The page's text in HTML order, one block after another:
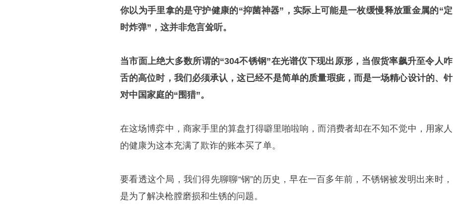
你以为手里拿的是守护健康的“抑菌神器”，实际上可能是一枚缓慢释放重金属的“定
时炸弹”，这并非危言耸听。
当市面上绝大多数所谓的“304不锈钢”在光谱仪下现出原形，当假货率飙升至令人咋
舌的高位时，我们必须承认，这已经不是简单的质量瑕疵，而是一场精心设计的、针
对中国家庭的“围猎”。
在这场博弈中，商家手里的算盘打得噼里啪啦响，而消费者却在不知不觉中，用家人
的健康为这本充满了欺诈的账本买了单。
要看透这个局，我们得先聊聊“钢”的历史，早在一百多年前，不锈钢被发明出来时，
是为了解决枪膛磨损和生锈的问题。